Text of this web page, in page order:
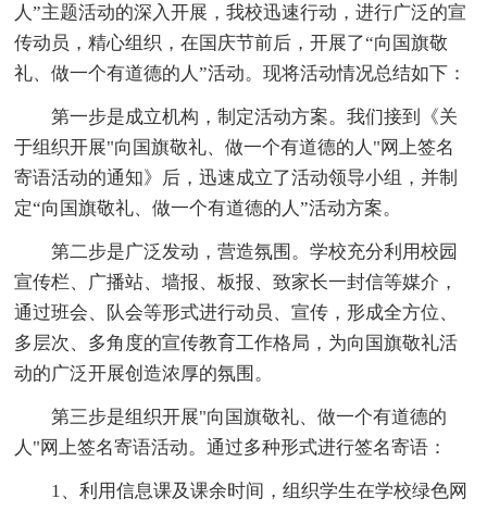
人”主题活动的深入开展，我校迅速行动，进行广泛的宣
传动员，精心组织，在国庆节前后，开展了“向国旗敬
礼、做一个有道德的人”活动。现将活动情况总结如下：
第一步是成立机构，制定活动方案。我们接到《关
于组织开展"向国旗敬礼、做一个有道德的人"网上签名
寄语活动的通知》后，迅速成立了活动领导小组，并制
定“向国旗敬礼、做一个有道德的人”活动方案。
第二步是广泛发动，营造氛围。学校充分利用校园
宣传栏、广播站、墙报、板报、致家长一封信等媒介，
通过班会、队会等形式进行动员、宣传，形成全方位、
多层次、多角度的宣传教育工作格局，为向国旗敬礼活
动的广泛开展创造浓厚的氛围。
第三步是组织开展"向国旗敬礼、做一个有道德的
人"网上签名寄语活动。通过多种形式进行签名寄语：
1、利用信息课及课余时间，组织学生在学校绿色网